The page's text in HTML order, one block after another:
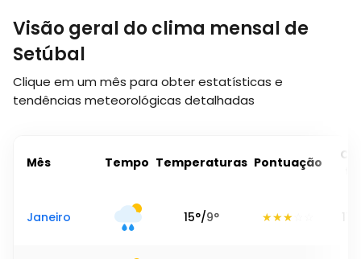
Visão geral do clima mensal de
Setúbal
Clique em um mês para obter estatísticas e
tendências meteorológicas detalhadas
Mês Tempo Temperaturas Pontuação
Janeiro 15°/9° 111